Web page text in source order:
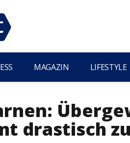
MAGAZIN LIFESTYLE
drastisch zu